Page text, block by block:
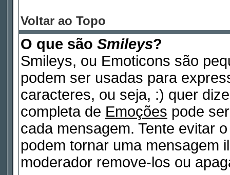
Voltar ao Topo
O que são Smileys?
Smileys, ou Emoticons são
podem ser usadas para
caracteres, ou seja, :) quer
completa de Emoções pode
cada mensagem. Tente evitar
podem tornar uma mensagem
moderador remove-los ou